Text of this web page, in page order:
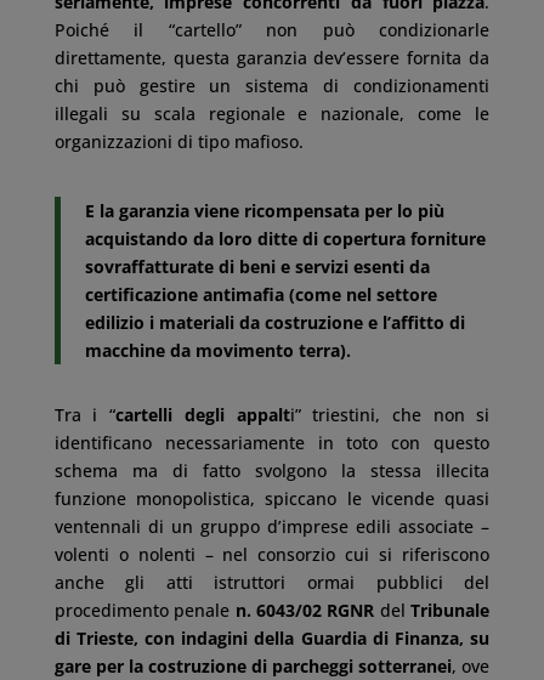
Poiché il “cartello” non può condizionarle
direttamente, questa garanzia dev’essere fornita da
chi può gestire un sistema di condizionamenti
illegali su scala regionale e nazionale, come le
organizzazioni di tipo mafioso.
E la garanzia viene ricompensata per lo più
acquistando da loro ditte di copertura forniture
sovraffatturate di beni e servizi esenti da
certificazione antimafia (come nel settore
edilizio i materiali da costruzione e l’affitto di
macchine da movimento terra).
Tra i “cartelli degli appalti” triestini, che non si
identificano necessariamente in toto con questo
schema ma di fatto svolgono la stessa illecita
funzione monopolistica, spiccano le vicende quasi
ventennali di un gruppo d’imprese edili associate –
volenti o nolenti – nel consorzio cui si riferiscono
anche gli atti istruttori ormai pubblici del
procedimento penale n. 6043/02 RGNR delTribunale
di Trieste, con indagini della Guardia di Finanza, su
gare per la costruzione di parcheggi sotterranei, ove